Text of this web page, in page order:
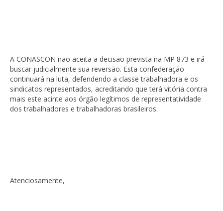
A CONASCON não aceita a decisão prevista na MP 873 e irá
buscar judicialmente sua reversão. Esta confederação
continuará na luta, defendendo a classe trabalhadora e os
sindicatos representados, acreditando que terá vitória contra
mais este acinte aos órgão legítimos de representatividade
dos trabalhadores e trabalhadoras brasileiros.
Atenciosamente,